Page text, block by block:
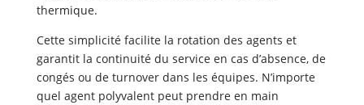
thermique.
Cette simplicité facilite la rotation des agents et
garantit la continuité du service en cas d’absence, de
congés ou de turnover dans les équipes. N’importe
quel agent polyvalent peut prendre en main